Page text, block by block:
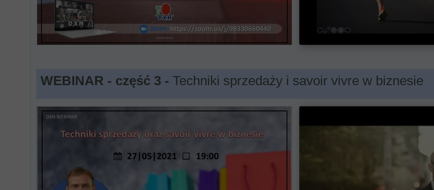
WEBINAR - część 3 - Techniki sprzedaży i savoir vivre w biznesie